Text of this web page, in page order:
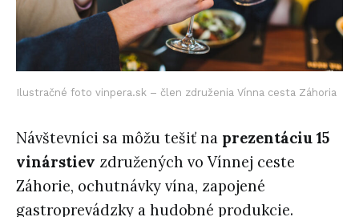
Ilustračné foto vinpera.sk – člen združenia Vínna cesta Záhoria
Návštevníci sa môžu tešiť na prezentáciu 15
vinárstiev združených vo Vínnej ceste
Záhorie, ochutnávky vína, zapojené
gastroprevádzky a hudobné produkcie.